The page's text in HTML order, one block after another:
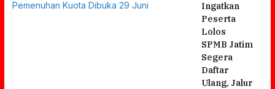
Ingatkan
Peserta
Lolos
SPMB Jatim
Segera
Daftar
Ulang, Jalur